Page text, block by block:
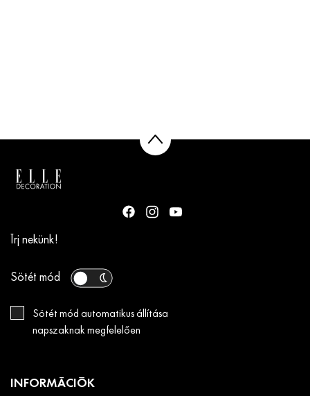
Írj nekünk!
Sötét mód
Sötét mód automatikus állítása
napszaknak megfelelően
INFORMÁCIÓK